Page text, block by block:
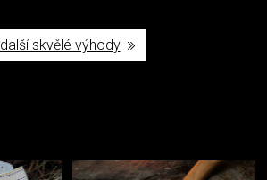
další skvělé výhody